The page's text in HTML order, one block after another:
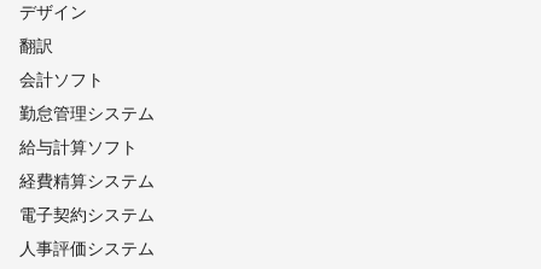
デザイン
翻訳
会計ソフト
勤怠管理システム
給与計算ソフト
経費精算システム
電子契約システム
人事評価システム